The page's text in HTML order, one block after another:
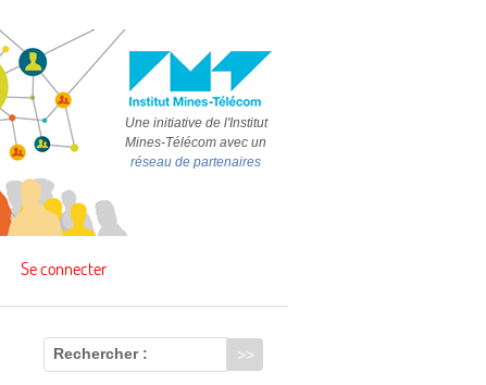
Une initiative de l'Institut
Mines-Télécom avec un
réseau de partenaires
Se connecter
Rechercher :